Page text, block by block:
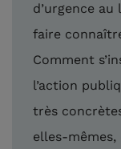
d’urgence
faire
Comment
l’action
très
elles-